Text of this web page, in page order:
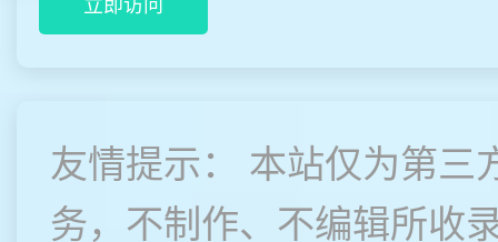
立即访问
友情提示： 本站仅为第三
务，不制作、不编辑所收